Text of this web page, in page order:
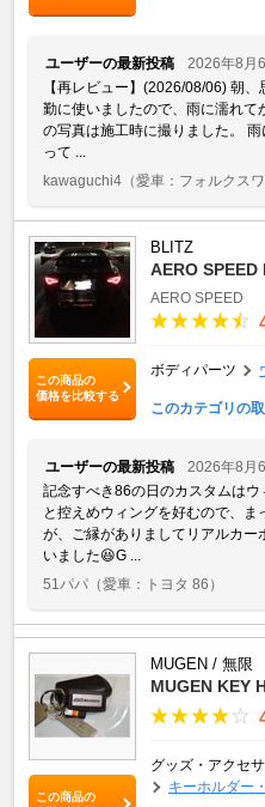
ユーザーの最新投稿
2026年8月
【再レビュー】(2026/08/06) 朝
勤に使いましたので、雨に濡れて
の写真は施工時に撮りました。
って ...
kawaguchi4 （愛車：フォルクス
この商品の
価格を比較する
BLITZ
AERO
AERO SPEED
ボディパーツ
このカテゴリの
ユーザーの最新投稿
2026年8月
記念すべき86の日のカスタムは
と控えめウィングを好むので、
が、ご縁がありましてリアルカー
いました😆G ...
51パパ （愛車：トヨタ 86）
この商品の
MUGEN / 無限
MUGEN KEY
グッズ・アクセ
キーホルダー